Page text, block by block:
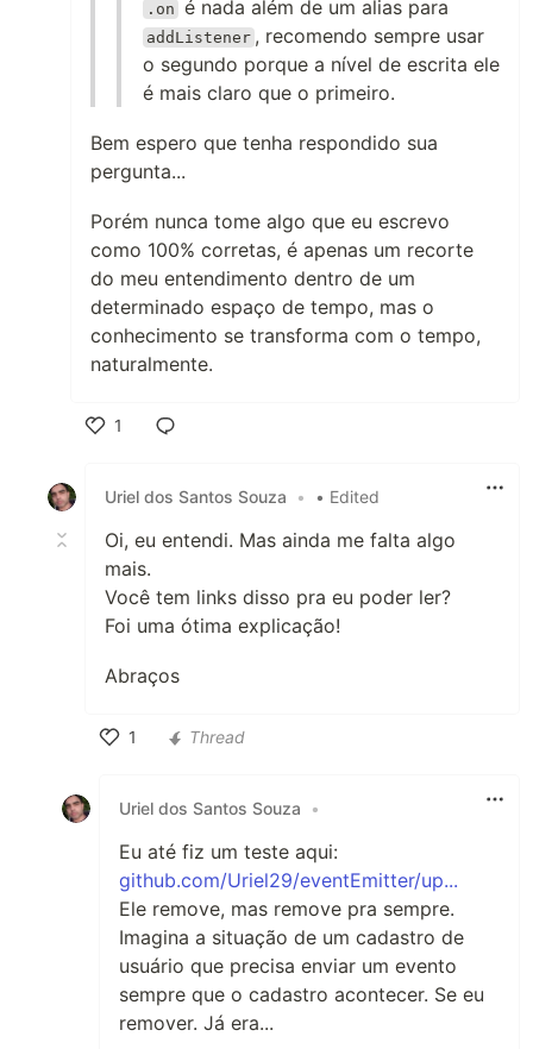
.on é nada além de um alias para
addListener , recomendo sempre usar
o segundo porque a nível de escrita ele
é mais claro que o primeiro.
Bem espero que tenha respondido sua
pergunta...
Porém nunca tome algo que eu escrevo
como 100% corretas, é apenas um recorte
do meu entendimento dentro de um
determinado espaço de tempo, mas o
conhecimento se transforma com o tempo,
naturalmente.
1
Uriel dos Santos Souza
• • Edited
Oi, eu entendi. Mas ainda me falta algo
mais.
Você tem links disso pra eu poder ler?
Foi uma ótima explicação!
Abraços
1
Thread
Uriel dos Santos Souza •
Eu até fiz um teste aqui:
github.com/Uriel29/eventEmitter/up...
Ele remove, mas remove pra sempre.
Imagina a situação de um cadastro de
usuário que precisa enviar um evento
sempre que o cadastro acontecer. Se eu
remover. Já era...